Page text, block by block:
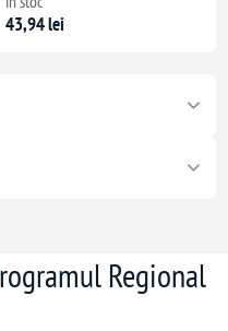
43,94 lei
Regional